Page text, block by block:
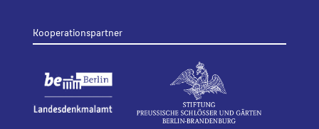
Kooperationspartner